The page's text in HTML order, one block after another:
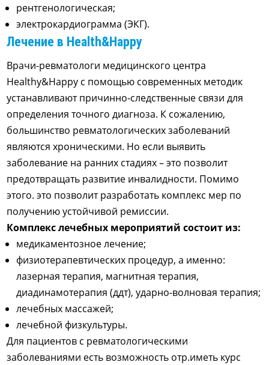
рентгенологическая;
электрокардиограмма (ЭКГ).
Лечение в Health&Happy
Врачи-ревматологи медицинского центра
Healthy&Happy с помощью современных методик
устанавливают причинно-следственные связи для
определения точного диагноза. К сожалению,
большинство ревматологических заболеваний
являются хроническими. Но если выявить
заболевание на ранних стадиях – это позволит
предотвращать развитие инвалидности. Помимо
этого. это позволит разработать комплекс мер по
получению устойчивой ремиссии.
Комплекс лечебных мероприятий состоит из:
медикаментозное лечение;
физиотерапевтических процедур, а именно:
лазерная терапия, магнитная терапия,
диадинамотерапия (ддт), ударно-волновая терапия;
лечебных массажей;
лечебной физкультуры.
Для пациентов с ревматологическими
заболеваниями есть возможность отр.иметь курс